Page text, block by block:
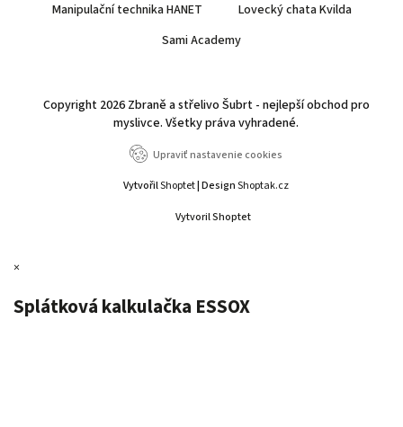
Manipulační technika HANET
Lovecký chata Kvilda
Sami Academy
Vytvoril Shoptet
Copyright 2026 Zbraně a střelivo Šubrt - nejlepší obchod pro
myslivce. Všetky práva vyhradené.
Upraviť nastavenie cookies
VytvořilShoptet| DesignShoptak.cz
×
Splátková kalkulačka ESSOX